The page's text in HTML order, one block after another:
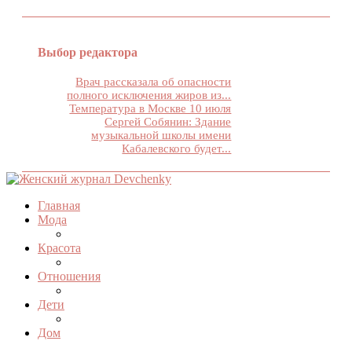
Выбор редактора
Врач рассказала об опасности
полного исключения жиров из...
Температура в Москве 10 июля
Сергей Собянин: Здание
музыкальной школы имени
Кабалевского будет...
Главная
Мода
Красота
Отношения
Дети
Дом